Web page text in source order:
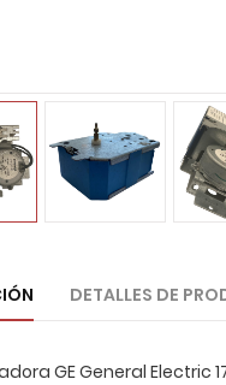
DETALLES DE
GE General Electric